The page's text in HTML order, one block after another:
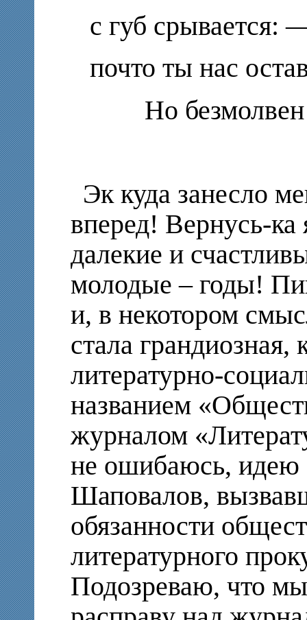
с губ срывается:
почто ты нас
Но
Эк куда занесло
вперед! Вернусь-ка
далекие и
молодые – годы!
и, в некотором
стала грандиозная,
литературно-
названием
журналом
не ошибаюсь, идею
Шаповалов,
обязанности
литературного
Подозреваю, что